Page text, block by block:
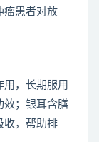
瘤患者对放
用，长期服用
效；银耳含膳
收，帮助排